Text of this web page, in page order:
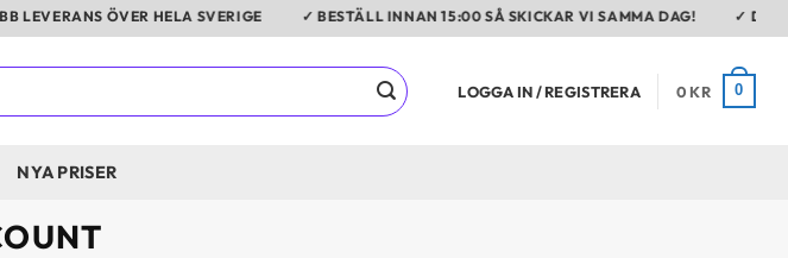
LEVERANS ÖVER HELA SVERIGE ✓ BESTÄLL INNAN 15:00 SÅ SKICKAR VI SAMMA DAG! ✓
LOGGA IN / REGISTRERA 0 KR 0
NYA PRISER